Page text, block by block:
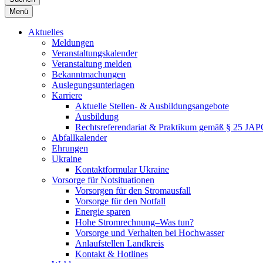
Menü
Aktuelles
Meldungen
Veranstaltungskalender
Veranstaltung melden
Bekanntmachungen
Auslegungsunterlagen
Karriere
Aktuelle Stellen- & Ausbildungsangebote
Ausbildung
Rechtsreferendariat & Praktikum gemäß § 25
Abfallkalender
Ehrungen
Ukraine
Kontaktformular Ukraine
Vorsorge für Notsituationen
Vorsorgen für den Stromausfall
Vorsorge für den Notfall
Energie sparen
Hohe Stromrechnung–Was tun?
Vorsorge und Verhalten bei Hochwasser
Anlaufstellen Landkreis
Kontakt & Hotlines